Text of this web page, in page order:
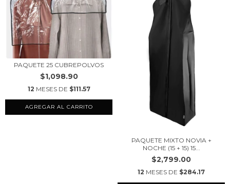
PAQUETE 25 CUBREPOLVOS
$1,098.90
12 MESES DE $111.57
AGREGAR AL CARRITO
PAQUETE MIXTO NOVIA +
NOCHE (15 + 15) 15...
$2,799.00
12 MESES DE $284.17